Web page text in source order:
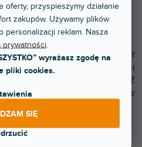
oferty, przyspieszymy działanie
zakupów. Używamy plików
personalizacji reklam. Nasza
prywatności.
wyrażasz zgodę na
pliki cookies.
SIĘ
i kiedykolwiek
w klubie i gdziekolwiek jest
96 kHz, wysokiej jakości
i ultra niskiej latencji. Z
interfejs DVS, który może
audio w studio.